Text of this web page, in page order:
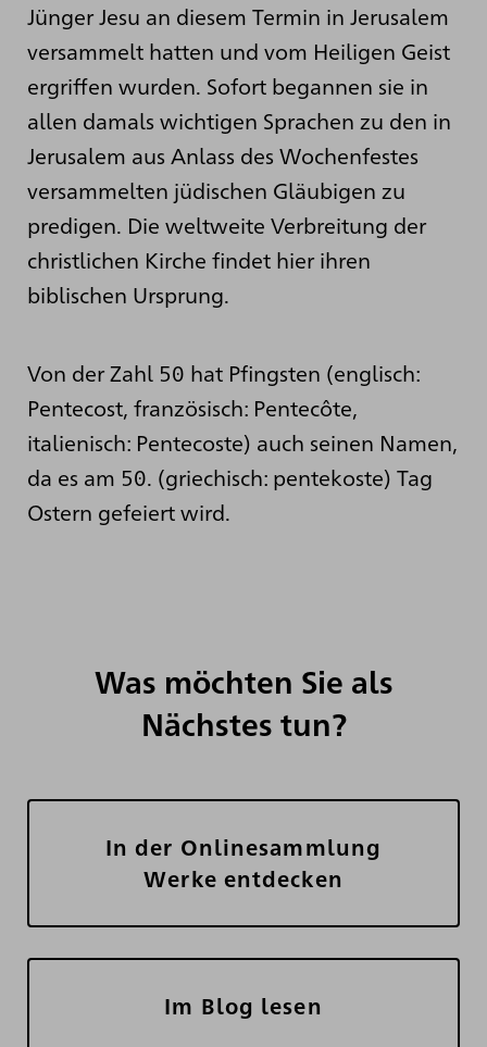
Jünger Jesu an diesem Termin in Jerusalem
versammelt hatten und vom Heiligen Geist
ergriffen wurden. Sofort begannen sie in
allen damals wichtigen Sprachen zu den in
Jerusalem aus Anlass des Wochenfestes
versammelten jüdischen Gläubigen zu
predigen. Die weltweite Verbreitung der
christlichen Kirche findet hier ihren
biblischen Ursprung.
Von der Zahl 50 hat Pfingsten (englisch:
Pentecost, französisch: Pentecôte,
italienisch: Pentecoste) auch seinen Namen,
da es am 50. (griechisch: pentekoste) Tag
Ostern gefeiert wird.
Was möchten Sie als
Nächstes tun?
In der Onlinesammlung
Werke entdecken
Im Blog lesen